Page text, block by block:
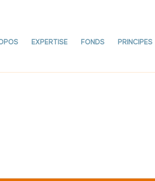
EXPERTISE FONDS PRINCIPES